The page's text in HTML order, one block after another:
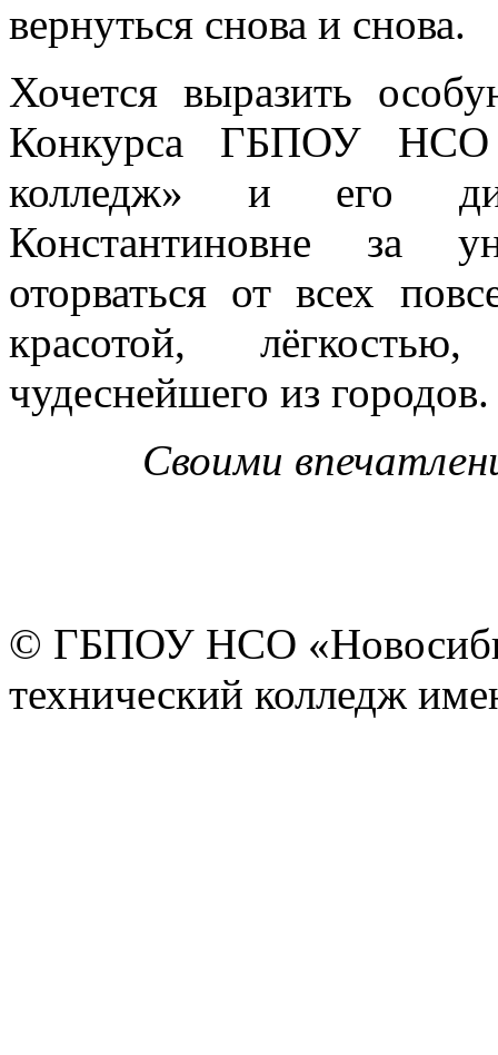
вернуться снова и снова.
Хочется выразить
Конкурса ГБПОУ НСО
колледж» и его
Константиновне за
оторваться от всех
красотой,
чудеснейшего из городов.
Своими
© ГБПОУ НСО
технический колледж